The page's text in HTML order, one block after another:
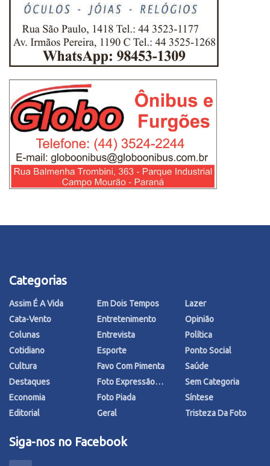
Categorias
Assim É A Vida
Cata-Vento
Colunas
Cotidiano
Cultura
Destaques
Economia
Editorial
Em Dois Tempos
Entretenimento
Entrevista
Esporte
Favo Com Pimenta
Foto Expressão…
Foto Piada
Geral
Lazer
Opinião
Política
Ponto Social
Saúde
Sem Categoria
Síntese
Tristeza Da Foto
Siga-nos no Facebook